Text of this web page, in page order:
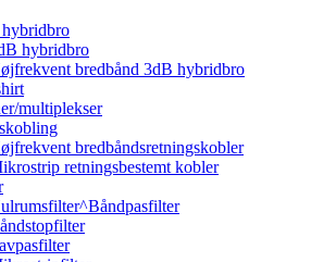
hybridbro
bredbånd 3dB hybridbro
multiplekser
bredbåndsretningskobler
retningsbestemt kobler